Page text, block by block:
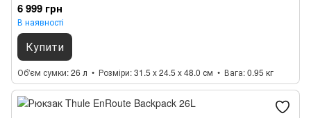
6 999 грн
В наявності
Купити
Об'єм сумки 26 л Розміри 31.5 x 24.5 x 48.0 см Вага 0.95 кг